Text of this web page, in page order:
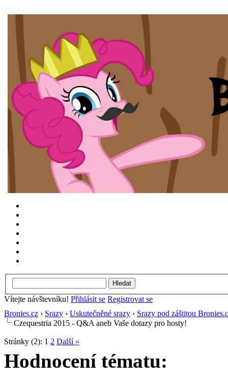
Vítejte návštevníku! Přihlásit se Registrovat se
Bronies.cz › Srazy › Uskutečněné srazy › Srazy pod záštitou
Czequestria 2015 - Q&A aneb Vaše dotazy pro hosty!
Stránky (2): 1 2 Další »
Hodnocení tématu: